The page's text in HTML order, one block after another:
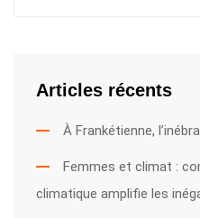
Articles récents
À Frankétienne,
Femmes et climat :
climatique amplifie les